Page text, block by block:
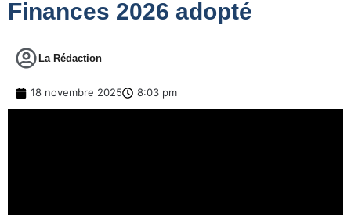
Finances 2026 adopté
La Rédaction
18 novembre 2025 8:03 pm